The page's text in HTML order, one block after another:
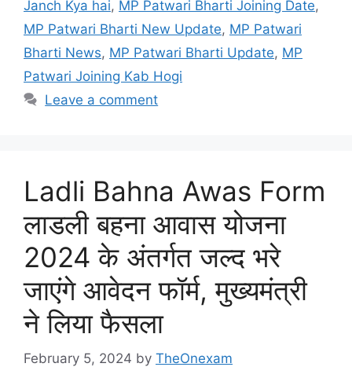
Janch Kya hai, MP Patwari Bharti Joining Date,
MP Patwari Bharti New Update, MP Patwari
Bharti News, MP Patwari Bharti Update, MP
Patwari Joining Kab Hogi
Leave a comment
Ladli Bahna Awas Form
लाडली बहना आवास योजना
2024 के अंतर्गत जल्द भरे
जाएंगे आवेदन फॉर्म, मुख्यमंत्री
ने लिया फैसला
February 5, 2024 by TheOnexam